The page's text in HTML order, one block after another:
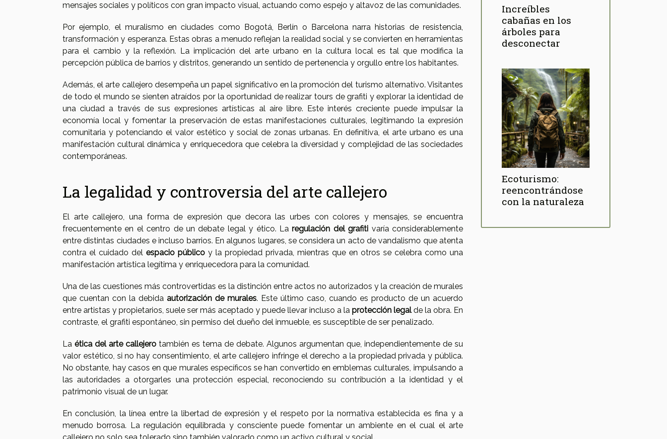
mensajes sociales y políticos con gran impacto visual, actuando como espejo y altavoz de las comunidades.
Por ejemplo, el muralismo en ciudades como Bogotá, Berlín o Barcelona narra historias de resistencia,
transformación y esperanza. Estas obras a menudo reflejan la realidad social y se convierten en herramientas
para el cambio y la reflexión. La implicación del arte urbano en la cultura local es tal que modifica la
percepción pública de barrios y distritos, generando un sentido de pertenencia y orgullo entre los habitantes.
Además, el arte callejero desempeña un papel significativo en la promoción del turismo alternativo. Visitantes
de todo el mundo se sienten atraídos por la oportunidad de realizar tours de grafiti y explorar la identidad de
una ciudad a través de sus expresiones artísticas al aire libre. Este interés creciente puede impulsar la
economía local y fomentar la preservación de estas manifestaciones culturales, legitimando la expresión
comunitaria y potenciando el valor estético y social de zonas urbanas. En definitiva, el arte urbano es una
manifestación cultural dinámica y enriquecedora que celebra la diversidad y complejidad de las sociedades
contemporáneas.
La legalidad y controversia del arte callejero
El arte callejero, una forma de expresión que decora las urbes con colores y mensajes, se encuentra
frecuentemente en el centro de un debate legal y ético. Laregulación del grafiti varía considerablemente
entre distintas ciudades e incluso barrios. En algunos lugares, se considera un acto de vandalismo que atenta
contra el cuidado del espacio público y la propiedad privada, mientras que en otros se celebra como una
manifestación artística legítima y enriquecedora para la comunidad.
Una de las cuestiones más controvertidas es la distinción entre actos no autorizados y la creación de murales
que cuentan con la debida autorización de murales. Este último caso, cuando es producto de un acuerdo
entre artistas y propietarios, suele ser más aceptado y puede llevar incluso a la protección legalde la obra. En
contraste, el grafiti espontáneo, sin permiso del dueño del inmueble, es susceptible de ser penalizado.
La ética del arte callejero también es tema de debate. Algunos argumentan que, independientemente de su
valor estético, si no hay consentimiento, el arte callejero infringe el derecho a la propiedad privada y pública.
No obstante, hay casos en que murales específicos se han convertido en emblemas culturales, impulsando a
las autoridades a otorgarles una protección especial, reconociendo su contribución a la identidad y el
patrimonio visual de un lugar.
En conclusión, la línea entre la libertad de expresión y el respeto por la normativa establecida es fina y a
menudo borrosa. La regulación equilibrada y consciente puede fomentar un ambiente en el cual el arte
Increíbles
cabañas en los
árboles para
desconectar
Ecoturismo:
reencontrándose
con la naturaleza